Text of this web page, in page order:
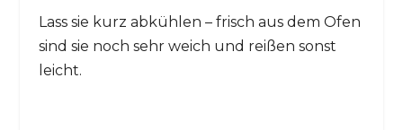
Lass sie kurz abkühlen – frisch aus dem Ofen
sind sie noch sehr weich und reißen sonst
leicht.